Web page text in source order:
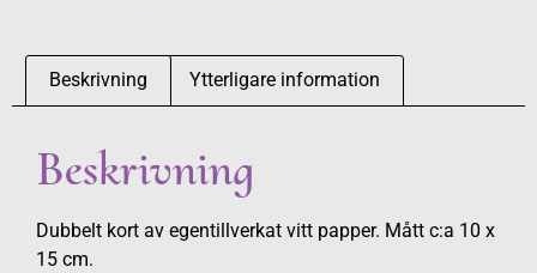
Beskrivning Ytterligare information
Beskrivning
Dubbelt kort av egentillverkat vitt papper. Mått c:a 10 x
15 cm.